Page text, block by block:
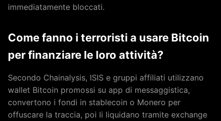
immediatamente bloccati.
Come fanno i terroristi a usare Bitcoin
per finanziare le loro attività?
Secondo Chainalysis, ISIS e gruppi affiliati utilizzano
wallet Bitcoin promossi su app di messaggistica,
convertono i fondi in stablecoin o Monero per
offuscare la traccia, poi li liquidano tramite exchange